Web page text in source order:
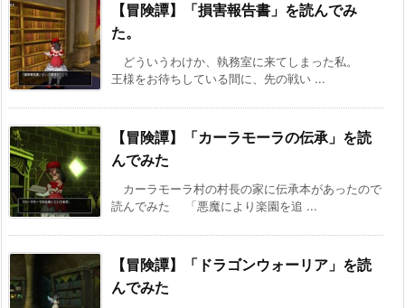
【冒険譚】「損害報告書」を読んでみ
た。
どういうわけか、執務室に来てしまった私。
王様をお待ちしている間に、先の戦い ...
【冒険譚】「カーラモーラの伝承」を読
んでみた
カーラモーラ村の村長の家に伝承本があったので
読んでみた 「悪魔により楽園を追 ...
【冒険譚】「ドラゴンウォーリア」を読
んでみた